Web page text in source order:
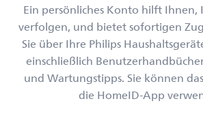
Ein persönliches Konto hilft Ihnen,
verfolgen, und bietet sofortigen
Sie über Ihre Philips
einschließlich
und Wartungstipps. Sie können
die HomeID-App